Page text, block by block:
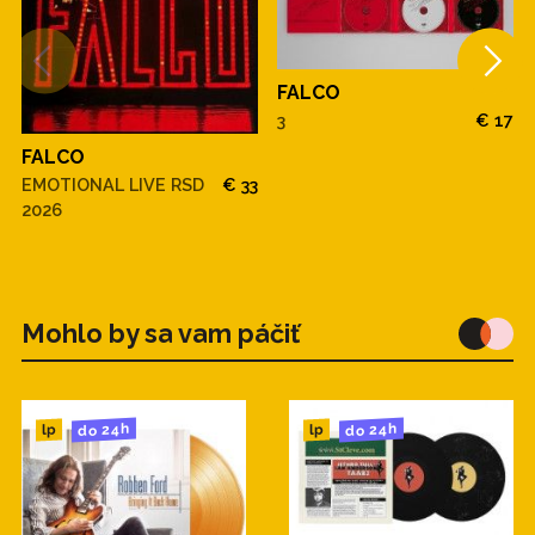
- 4 -
1. The Star of Moon and Sun
2. Junge Roemer
3. Manner Des Westens Any Kind of Land
4. The Kiss of Kathleen Turner
6. Crime Time
10. Vienna Calling
11. Rock Me Amadeus
FALCO
EMOTIONAL LIVE RSD
2026
€ 33
FALCO
3 € 17
Mohlo by sa vam páčiť
lp do 24h lp do 24h